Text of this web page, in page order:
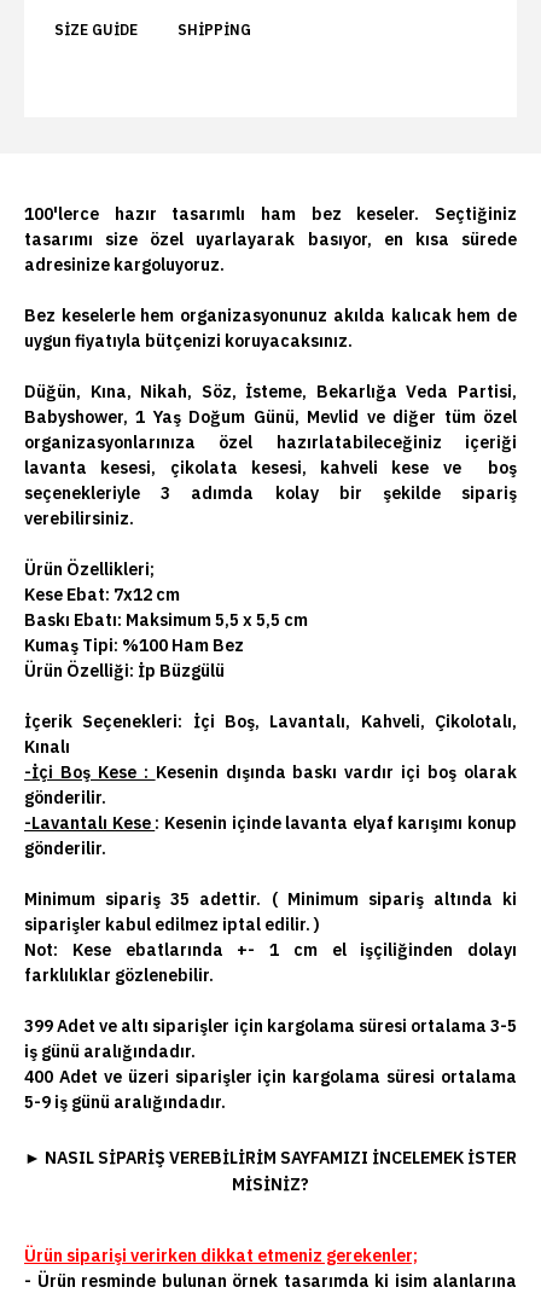
SIZE GUIDE SHIPPING
100'lerce hazır tasarımlı ham bez keseler. Seçtiğiniz
tasarımı size özel uyarlayarak basıyor, en kısa sürede
adresinize kargoluyoruz.
Bez keselerle hem organizasyonunuz akılda kalıcak hem de
uygun fiyatıyla bütçenizi koruyacaksınız.
Düğün, Kına, Nikah, Söz, İsteme, Bekarlığa Veda Partisi,
Babyshower, 1 Yaş Doğum Günü, Mevlid ve diğer tüm özel
organizasyonlarınıza özel hazırlatabileceğiniz içeriği
lavanta kesesi, çikolata kesesi, kahveli kese ve boş
seçenekleriyle 3 adımda kolay bir şekilde sipariş
verebilirsiniz.
Ürün Özellikleri;
Kese Ebat: 7x12 cm
Baskı Ebatı: Maksimum 5,5 x 5,5 cm
Kumaş Tipi: %100 Ham Bez
Ürün Özelliği: İp Büzgülü
İçerik Seçenekleri: İçi Boş, Lavantalı, Kahveli, Çikolotalı,
Kınalı
-İçi Boş Kese : Kesenin dışında baskı vardır içi boş olarak
gönderilir.
-Lavantalı Kese : Kesenin içinde lavanta elyaf karışımı konup
gönderilir.
Minimum sipariş 35 adettir. ( Minimum sipariş altında ki
siparişler kabul edilmez iptal edilir. )
Not: Kese ebatlarında +- 1 cm el işçiliğinden dolayı
farklılıklar gözlenebilir.
399 Adet ve altı siparişler için kargolama süresi ortalama 3-5
iş günü aralığındadır.
400 Adet ve üzeri siparişler için kargolama süresi ortalama
5-9 iş günü aralığındadır.
► NASIL SIPARIŞ VEREBILIRIM SAYFAMIZI INCELEMEK ISTER
MISINIZ?
Ürün siparişi verirken dikkat etmeniz gerekenler;
- Ürün resminde bulunan örnek tasarımda ki isim alanlarına